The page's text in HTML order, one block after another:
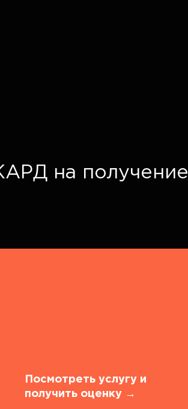
на получение
Посмотреть услугу и
получить оценку →